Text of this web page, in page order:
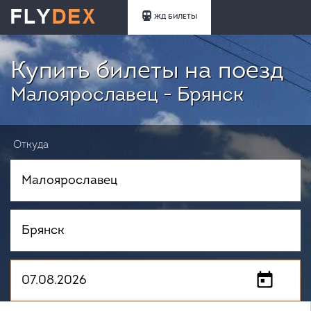
ЖД БИЛЕТЫ
Купить билеты на поезд
Малоярославец - Брянск
Откуда